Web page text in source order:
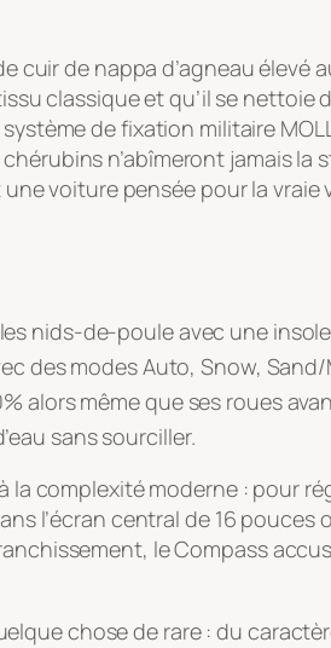
cuir de nappa d’agneau élevé
classique et qu’il se nettoie
de fixation militaire
n’abîmeront jamais la
voiture pensée pour la vraie
nids-de-poule avec une
des modes Auto, Snow,
alors même que ses roues
sans sourciller.
la complexité moderne : pour
l’écran central de 16 pouces
le Compass
chose de rare : du